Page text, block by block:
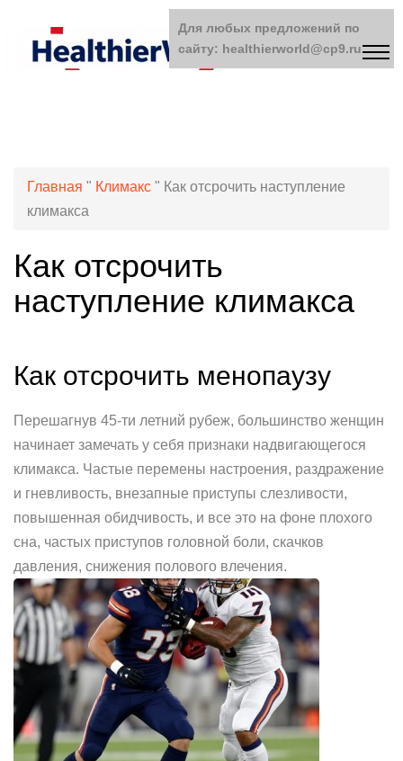
Главная " Климакс " Как отсрочить наступление
климакса
Как отсрочить
наступление климакса
Как отсрочить менопаузу
Перешагнув 45-ти летний рубеж, большинство женщин
начинает замечать у себя признаки надвигающегося
климакса. Частые перемены настроения, раздражение
и гневливость, внезапные приступы слезливости,
повышенная обидчивость, и все это на фоне плохого
сна, частых приступов головной боли, скачков
давления, снижения полового влечения.
Для любых предложений по
сайту: healthierworld@cp9.ru